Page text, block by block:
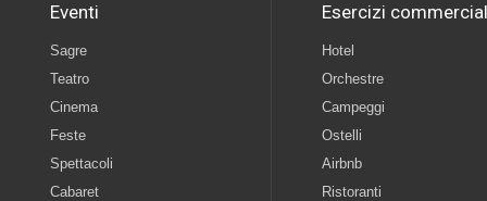
Eventi
Sagre
Teatro
Cinema
Feste
Spettacoli
Cabaret
Esercizi
Hotel
Orchestre
Campeggi
Ostelli
Airbnb
Ristoranti